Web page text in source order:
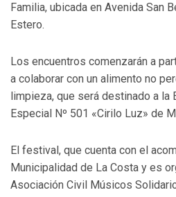
Familia, ubicada en Avenida San
Estero.
Los encuentros comenzarán a
a colaborar con un alimento no
limpieza, que será destinado a la
Especial Nº 501 «Cirilo Luz» de
El festival, que cuenta con el
Municipalidad de La Costa y es
Asociación Civil Músicos